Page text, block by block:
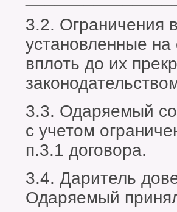
3.2. Ограничения
установленные
вплоть до их
3.3. Одаряемый
с учетом
п.3.1 договора.
3.4. Даритель
Одаряемый